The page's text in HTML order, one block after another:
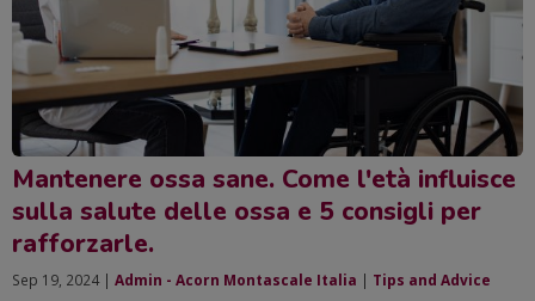
Mantenere ossa sane. Come l'età influisce
sulla salute delle ossa e 5 consigli per
rafforzarle.
Sep 19, 2024 | Admin - Acorn Montascale Italia | Tips and Advice